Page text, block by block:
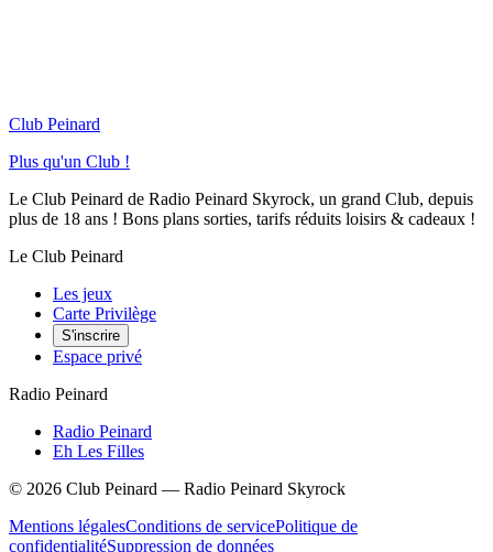
Club Peinard
Plus qu'un Club !
Le Club Peinard de Radio Peinard Skyrock, un grand Club, depuis
plus de 18 ans ! Bons plans sorties, tarifs réduits loisirs & cadeaux !
Le Club Peinard
Les jeux
Carte Privilège
S'inscrire
Espace privé
Radio Peinard
Radio Peinard
Eh Les Filles
© 2026 Club Peinard — Radio Peinard Skyrock
Mentions légalesConditions de servicePolitique de
confidentialitéSuppression de données